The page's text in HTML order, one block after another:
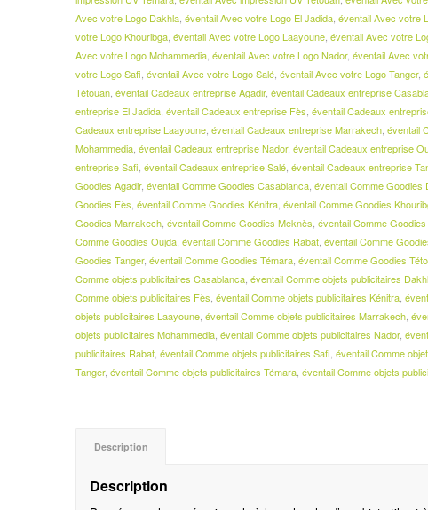
Avec votre Logo Dakhla ,éventail Avec votre Logo El Jadida ,éventail Avec votre
votre Logo Khouribga ,éventail Avec votre Logo Laayoune ,éventail Avec votre
Avec votre Logo Mohammedia ,éventail Avec votre Logo Nador,éventail Avec
votre Logo Safi ,éventail Avec votre Logo Salé ,éventail Avec votre Logo Tanger,
Tétouan ,éventail Cadeaux entreprise Agadir,éventail Cadeaux entreprise
entreprise El Jadida ,éventail Cadeaux entreprise Fès ,éventail Cadeaux
Cadeaux entreprise Laayoune ,éventail Cadeaux entreprise Marrakech ,éventail
Mohammedia ,éventail Cadeaux entreprise Nador,éventail Cadeaux entreprise
entreprise Safi ,éventail Cadeaux entreprise Salé ,éventail Cadeaux entreprise
Goodies Agadir,éventail Comme Goodies Casablanca ,éventail Comme Goodies
Goodies Fès ,éventail Comme Goodies Kénitra ,éventail Comme Goodies
Goodies Marrakech ,éventail Comme Goodies Meknès ,éventail Comme
Comme Goodies Oujda ,éventail Comme Goodies Rabat ,éventail Comme
Goodies Tanger,éventail Comme Goodies Témara ,éventail Comme Goodies
Comme objets publicitaires Casablanca ,éventail Comme objets publicitaires
Comme objets publicitaires Fès ,éventail Comme objets publicitaires Kénitra ,
objets publicitaires Laayoune ,éventail Comme objets publicitaires Marrakech ,
objets publicitaires Mohammedia ,éventail Comme objets publicitaires Nador,
publicitaires Rabat ,éventail Comme objets publicitaires Safi ,éventail Comme
Tanger,éventail Comme objets publicitaires Témara ,éventail Comme objets
Description
Description